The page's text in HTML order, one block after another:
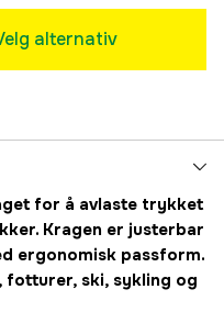
alternativ
for å avlaste trykket
Kragen er justerbar
ergonomisk passform.
fotturer, ski, sykling og